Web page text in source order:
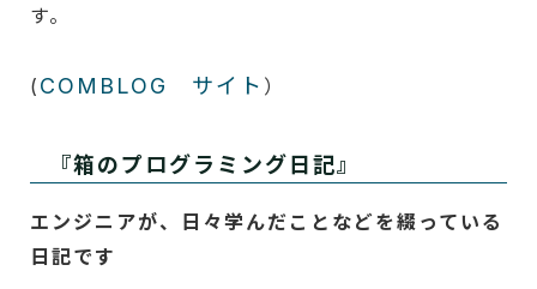
す。
( COMBLOG サイト ）
『箱のプログラミング日記』
エンジニアが、日々学んだことなどを綴っている
日記です